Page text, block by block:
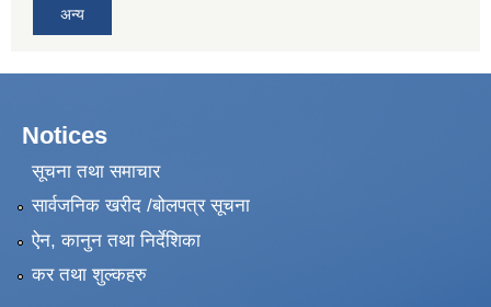
अन्य
Notices
सूचना तथा समाचार
सार्वजनिक खरीद /बोलपत्र सूचना
ऐन, कानुन तथा निर्देशिका
कर तथा शुल्कहरु